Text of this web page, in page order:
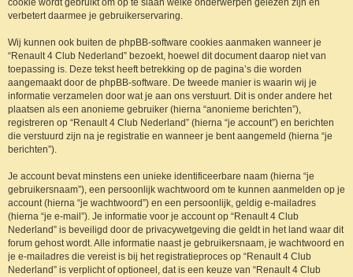
cookie wordt gebruikt om op te slaan welke onderwerpen gelezen zijn en
verbetert daarmee je gebruikerservaring.
Wij kunnen ook buiten de phpBB-software cookies aanmaken wanneer je
“Renault 4 Club Nederland” bezoekt, hoewel dit document daarop niet van
toepassing is. Deze tekst heeft betrekking op de pagina’s die worden
aangemaakt door de phpBB-software. De tweede manier is waarin wij je
informatie verzamelen door wat je aan ons verstuurt. Dit is onder andere het
plaatsen als een anonieme gebruiker (hierna “anonieme berichten”),
registreren op “Renault 4 Club Nederland” (hierna “je account”) en berichten
die verstuurd zijn na je registratie en wanneer je bent aangemeld (hierna “je
berichten”).
Je account bevat minstens een unieke identificeerbare naam (hierna “je
gebruikersnaam”), een persoonlijk wachtwoord om te kunnen aanmelden op je
account (hierna “je wachtwoord”) en een persoonlijk, geldig e-mailadres
(hierna “je e-mail”). Je informatie voor je account op “Renault 4 Club
Nederland” is beveiligd door de privacywetgeving die geldt in het land waar dit
forum gehost wordt. Alle informatie naast je gebruikersnaam, je wachtwoord en
je e-mailadres die vereist is bij het registratieproces op “Renault 4 Club
Nederland” is verplicht of optioneel, dat is een keuze van “Renault 4 Club